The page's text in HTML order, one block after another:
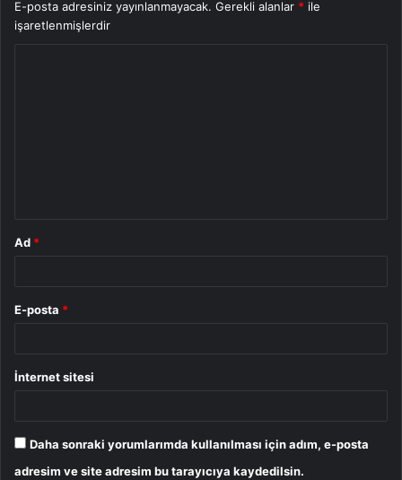
E-posta adresiniz yayınlanmayacak. Gerekli alanlar * ile
işaretlenmişlerdir
Ad *
E-posta *
İnternet sitesi
Daha sonraki yorumlarımda kullanılması için adım, e-posta
adresim ve site adresim bu tarayıcıya kaydedilsin.